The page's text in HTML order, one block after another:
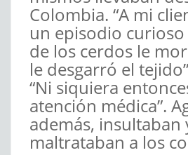
Colombia. “A mi
un episodio
de los cerdos le
le desgarró el
“Ni siquiera
atención médica”.
además, insultaban
maltrataban a los